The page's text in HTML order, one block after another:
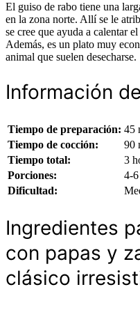
El guiso de rabo tiene una
en la zona norte. Allí se le
se cree que ayuda a calentar
Además, es un plato muy
animal que suelen desecharse.
Información
Tiempo de preparación: 45
Tiempo de cocción:
90
Tiempo total:
3
Porciones:
4-6
Dificultad:
Ingredientes
con papas y
clásico